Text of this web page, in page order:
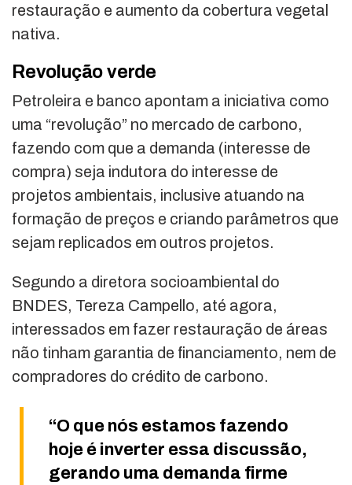
restauração e aumento da cobertura vegetal
nativa.
Revolução verde
Petroleira e banco apontam a iniciativa como
uma “revolução” no mercado de carbono,
fazendo com que a demanda (interesse de
compra) seja indutora do interesse de
projetos ambientais, inclusive atuando na
formação de preços e criando parâmetros que
sejam replicados em outros projetos.
Segundo a diretora socioambiental do
BNDES, Tereza Campello, até agora,
interessados em fazer restauração de áreas
não tinham garantia de financiamento, nem de
compradores do crédito de carbono.
“O que nós estamos fazendo
hoje é inverter essa discussão,
gerando uma demanda firme